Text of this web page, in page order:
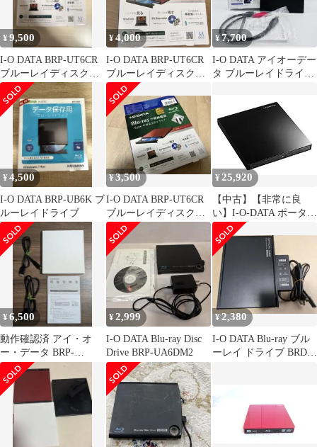
¥9,500
I-O DATA BRP-UT6CR
ブルーレイディスクド
ライブ
¥4,000
I-O DATA BRP-UT6CR
ブルーレイディスクド
ライブ 本体
¥ 7,700
I-O DATA アイオーデー
タ ブルーレイドライブ
¥4,500
I-O DATA BRP-UB6K ブ
ルーレイドライブ
¥3,500
I-O DATA BRP-UT6CR
ブルーレイディスクド
ライブ
¥25,920
【中古】【非常に良
い】I-O-DATA ポータブ
ルブルーレイドライブ
BRP-UT6CK(ピアノブ
ラック/USB Type-C対
応/)
¥6,500
動作確認済 アイ・オ
ー・データ BRP-
UT6CW ポータブルブ
ルーレイドライブ
¥2,999
I-O DATA Blu-ray Disc
Drive BRP-UA6DM2
¥2,380
I-O DATA Blu-ray ブル
ーレイ ドライブ BRD-